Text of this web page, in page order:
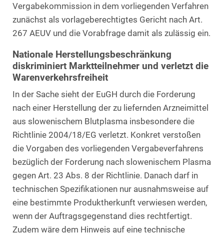
Vergabekommission in dem vorliegenden Verfahren
zunächst als vorlageberechtigtes Gericht nach Art.
267 AEUV und die Vorabfrage damit als zulässig ein.
Nationale Herstellungsbeschränkung
diskriminiert Marktteilnehmer und verletzt die
Warenverkehrsfreiheit
In der Sache sieht der EuGH durch die Forderung
nach einer Herstellung der zu liefernden Arzneimittel
aus slowenischem Blutplasma insbesondere die
Richtlinie 2004/18/EG verletzt. Konkret verstoßen
die Vorgaben des vorliegenden Vergabeverfahrens
bezüglich der Forderung nach slowenischem Plasma
gegen Art. 23 Abs. 8 der Richtlinie. Danach darf in
technischen Spezifikationen nur ausnahmsweise auf
eine bestimmte Produktherkunft verwiesen werden,
wenn der Auftragsgegenstand dies rechtfertigt.
Zudem wäre dem Hinweis auf eine technische